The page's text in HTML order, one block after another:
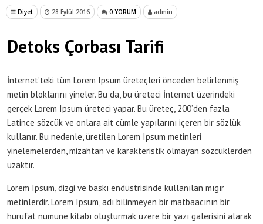
Diyet 28 Eylül 2016 0 YORUM admin
Detoks Çorbası Tarifi
İnternet’teki tüm Lorem Ipsum üreteçleri önceden belirlenmiş
metin bloklarını yineler. Bu da, bu üreteci İnternet üzerindeki
gerçek Lorem Ipsum üreteci yapar. Bu üreteç, 200’den fazla
Latince sözcük ve onlara ait cümle yapılarını içeren bir sözlük
kullanır. Bu nedenle, üretilen Lorem Ipsum metinleri
yinelemelerden, mizahtan ve karakteristik olmayan sözcüklerden
uzaktır.
Lorem Ipsum, dizgi ve baskı endüstrisinde kullanılan mıgır
metinlerdir. Lorem Ipsum, adı bilinmeyen bir matbaacının bir
hurufat numune kitabı oluşturmak üzere bir yazı galerisini alarak